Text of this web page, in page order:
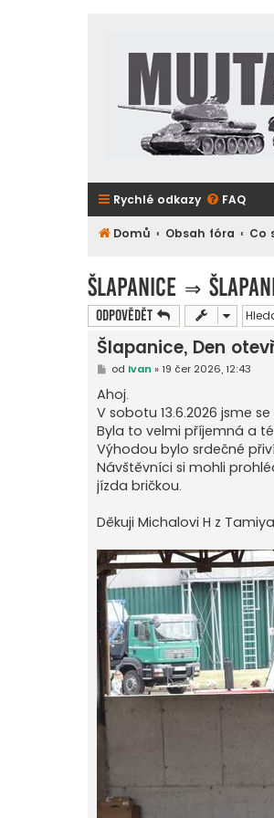
Rychlé odkazy FAQ
Domů Obsah fóra Co
Šlapanice ⇒
Odpovědět
Šlapanice, Den
P
í
s
p
ě
v
e
k
od Ivan » 19 čer 2026, 12:43
Ahoj.
V sobotu 13.6.2026 jsme
Byla to velmi příjemná a
Výhodou bylo srdečné
Návštěvníci si mohli
jízda bričkou.
Děkuji Michalovi H z